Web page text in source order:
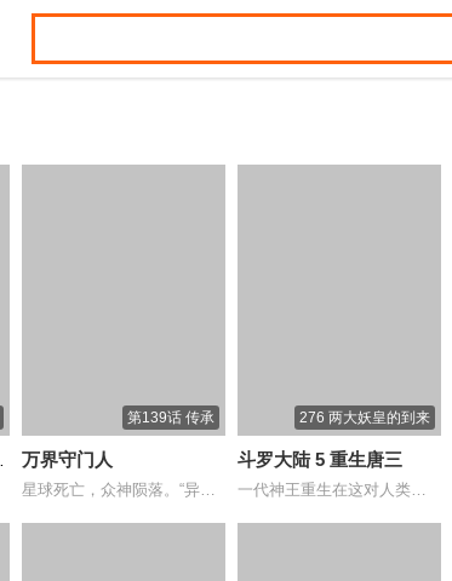
第139话 传承
万界守门人
276 两大妖皇的到来
斗罗大陆 5 重生唐三